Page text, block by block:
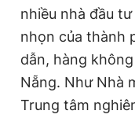
nhiều nhà đầu
nhọn của thành
dẫn, hàng
Nẵng. Như Nhà
Trung tâm